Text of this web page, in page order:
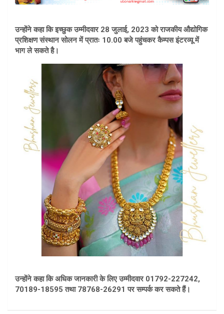
उन्होंने कहा कि इच्छुक उम्मीदवार 28 जुलाई, 2023 को राजकीय औद्योगिक
प्रशिक्षण संस्थान सोलन में प्रातः 10.00 बजे पहुंचकर कैम्पस इंटरव्यू में
भाग ले सकते है।
उन्होंने कहा कि अधिक जानकारी के लिए उम्मीदवार 01792-227242,
70189-18595 तथा 78768-26291 पर सम्पर्क कर सकते हैं।